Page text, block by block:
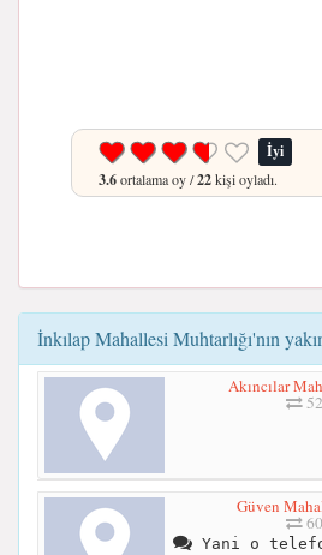
İyi
3.6ortalama oy /22kişi oyladı.
İnkılap Mahallesi Muhtarlığı'nın
Akıncılar
Güven
Yani o